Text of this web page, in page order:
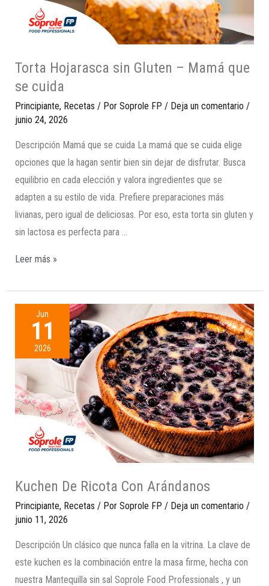
Torta Hojarasca sin Gluten – Mamá que
se cuida
Principiante, Recetas / Por Soprole FP / Deja un comentario /
junio 24, 2026
Descripción Mamá que se cuida La mamá que se cuida elige
opciones que la hagan sentir bien sin dejar de disfrutar. Busca
equilibrio en cada elección y valora ingredientes que se
adapten a su estilo de vida. Prefiere preparaciones más
livianas, pero igual de deliciosas. Por eso, esta torta sin gluten y
sin lactosa es perfecta para …
Leer más »
Jun
11
2026
Kuchen De Ricota Con Arándanos
Principiante, Recetas / Por Soprole FP / Deja un comentario /
junio 11, 2026
Descripción Un clásico que nunca falla en la vitrina. La clave de
este kuchen es la combinación entre la masa firme, hecha con
nuestra Mantequilla sin sal Soprole Food Professionals , y un